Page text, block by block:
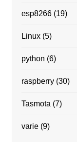
esp8266(19)
Linux(5)
python (6)
raspberry(30)
Tasmota (7)
varie(9)